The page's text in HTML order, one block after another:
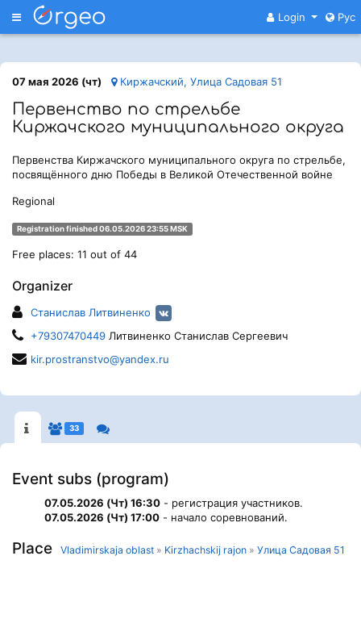
Меню Login Рус
07 мая 2026 (чт) Киржачский, Улица Садовая 51
Первенство по стрельбе
Киржачского муниципального округа
Первенства Киржачского муниципального округа по стрельбе,
посвящённого дню Победы в Великой Отечественной войне
Regional
Registration finished 06.05.2026 23:55 MSK
Free places: 11 out of 44
Organizer
Станислав Литвиненко
+79307470449 Литвиненко Станислав Сергеевич
kir.prostranstvo@yandex.ru
33
Event subs (program)
07.05.2026 (Чт) 16:30 - регистрация участников.
07.05.2026 (Чт) 17:00 - начало соревнований.
Place Vladimirskaja oblast » Kirzhachskij rajon » Улица Садовая 51